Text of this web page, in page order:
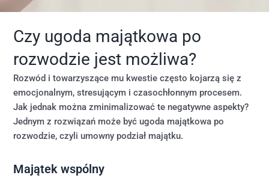
Czy ugoda majątkowa po
rozwodzie jest możliwa?
Rozwód i towarzyszące mu kwestie często kojarzą się z
emocjonalnym, stresującym i czasochłonnym procesem.
Jak jednak można zminimalizować te negatywne aspekty?
Jednym z rozwiązań może być ugoda majątkowa po
rozwodzie, czyli umowny podział majątku.
Majątek wspólny